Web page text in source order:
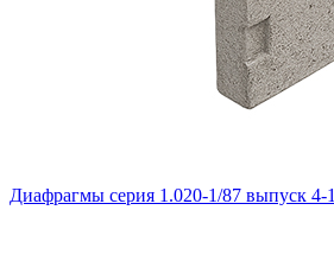
Диафрагмы серия 1.020-1/87 выпуск 4-1